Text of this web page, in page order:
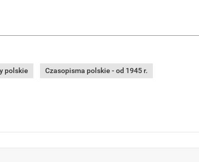
polskie Czasopisma polskie - od 1945 r.